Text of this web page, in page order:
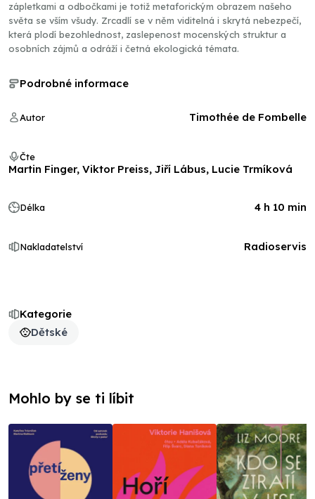
zápletkami a odbočkami je totiž metaforickým obrazem našeho
světa se vším všudy. Zrcadlí se v něm viditelná i skrytá nebezpečí,
která plodí bezohlednost, zaslepenost mocenských struktur a
osobních zájmů a odráží i četná ekologická témata.
Kategorie
Dětské
Podrobné informace
Autor Timothée de Fombelle
Čte
Martin Finger, Viktor Preiss, Jiří Lábus, Lucie Trmíková
Délka 4 h 10 min
Nakladatelství Radioservis
Mohlo by se ti líbit